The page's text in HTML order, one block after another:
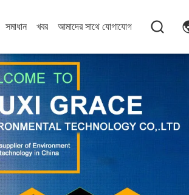
সমাধান খবর আমাদের সাথে যোগাযোগ